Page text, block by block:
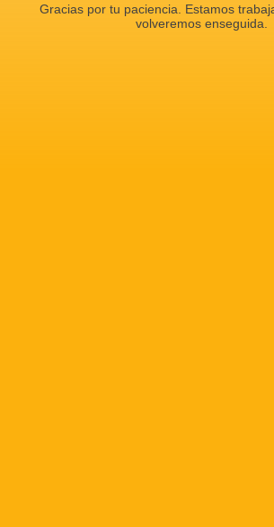
Gracias por tu paciencia. Estamos
volveremos enseguida.